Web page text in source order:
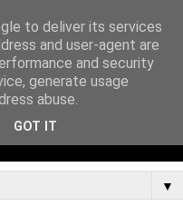
▼
to deliver its services
and user-agent are
and security
generate usage
abuse.
GOT IT